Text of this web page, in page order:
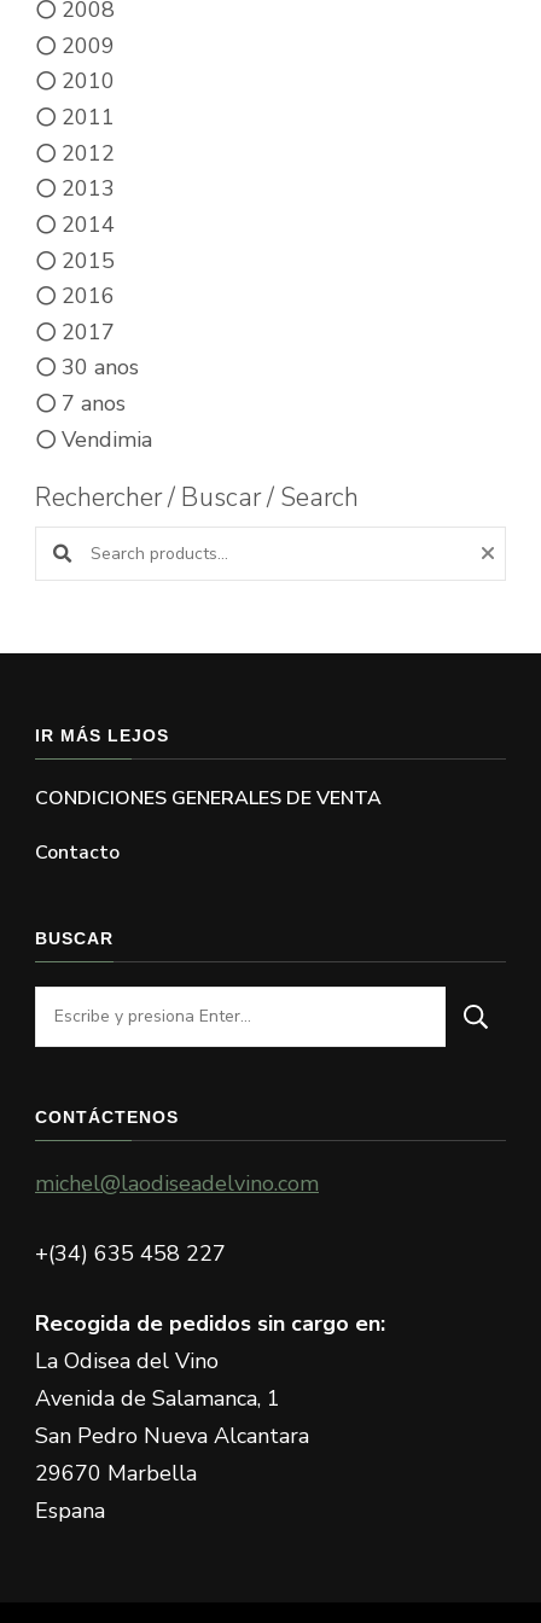
2008
2009
2010
2011
2012
2013
2014
2015
2016
2017
30 anos
7 anos
Vendimia
Rechercher / Buscar / Search
Buscar productos:
IR MÁS LEJOS
CONDICIONES GENERALES DE VENTA
Contacto
BUSCAR
¿Buscas
algo?
CONTÁCTENOS
michel@laodiseadelvino.com
+(34) 635 458 227
Recogida de pedidos sin cargo en:
La Odisea del Vino
Avenida de Salamanca, 1
San Pedro Nueva Alcantara
29670 Marbella
Espana